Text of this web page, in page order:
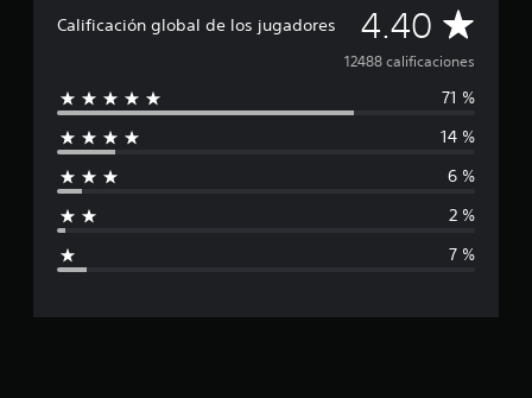
Calificación global de los jugadores 4.40 C
a
a
12488 calificaciones
71 %
14 %
6 %
2 %
7 %